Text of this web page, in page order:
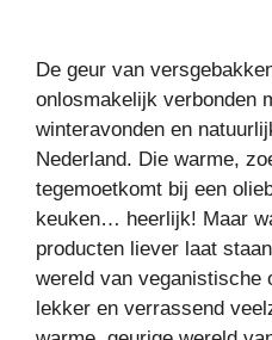
De geur van
onlosmakelijk verbonden
winteravonden en
Nederland. Die warme,
tegemoetkomt bij een
keuken… heerlijk! Maar
producten liever laat
wereld van veganistische
lekker en verrassend